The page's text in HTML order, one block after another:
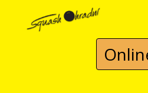
Přeskočit na obsah